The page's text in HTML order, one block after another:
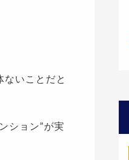
いことだと
ション”が実